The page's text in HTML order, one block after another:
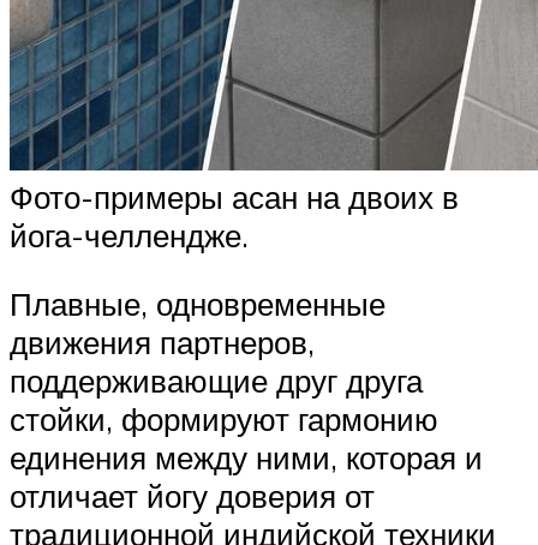
Фото-примеры асан на двоих в
йога-челлендже.
Плавные, одновременные
движения партнеров,
поддерживающие друг друга
стойки, формируют гармонию
единения между ними, которая и
отличает йогу доверия от
традиционной индийской техники